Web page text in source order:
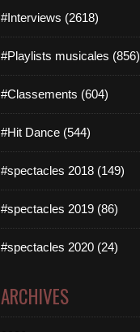
#Interviews (2618)
#Playlists musicales (856)
#Classements (604)
#Hit Dance (544)
#spectacles 2018 (149)
#spectacles 2019 (86)
#spectacles 2020 (24)
ARCHIVES